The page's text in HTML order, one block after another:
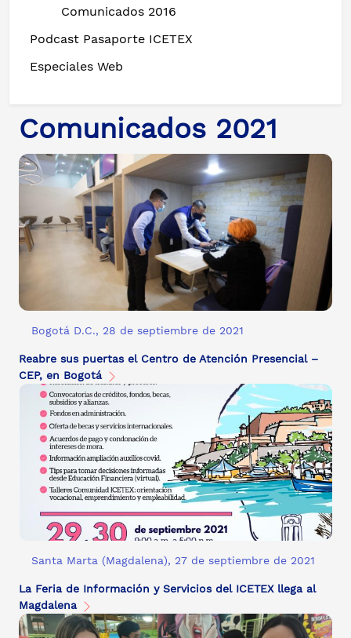
Comunicados 2016
Podcast Pasaporte ICETEX
Especiales Web
Comunicados 2021
Bogotá D.C., 28 de septiembre de 2021
Reabre sus puertas el Centro de Atención Presencial –
CEP, en Bogotá
Santa Marta (Magdalena), 27 de septiembre de 2021
La Feria de Información y Servicios del ICETEX llega al
Magdalena